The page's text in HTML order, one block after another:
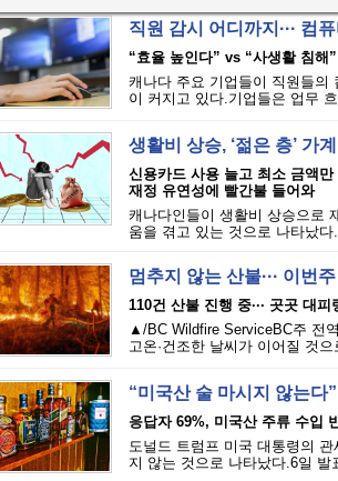
직원 감시 어디까지··· 컴
“효율 높인다” vs “사생활 침해”
캐나다 주요 기업들이 직원들의
이 커지고 있다.기업들은 업무
생활비 상승, ‘젊은 층’ 가
신용카드 사용 늘고 최소 금액만
재정 유연성에 빨간불 들어와
캐나다인들이 생활비 상승으로
움을 겪고 있는 것으로 나타났
멈추지 않는 산불··· 이번
110건 산불 진행 중··· 곳곳 대피
▲/BC Wildfire ServiceBC주 전
고온·건조한 날씨가 이어질 것
“미국산 술 마시지 않는다
응답자 69%, 미국산 주류 수입
도널드 트럼프 미국 대통령의
지 않는 것으로 나타났다.6일